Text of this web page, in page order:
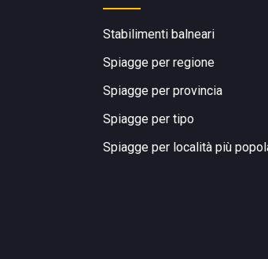
Stabilimenti balneari
Spiagge per regione
Spiagge per provincia
Spiagge per tipo
Spiagge per località più